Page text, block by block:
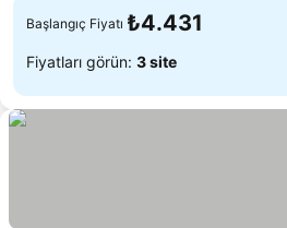
Başlangıç Fiyatı ₺4.431
Fiyatları görün: 3 site